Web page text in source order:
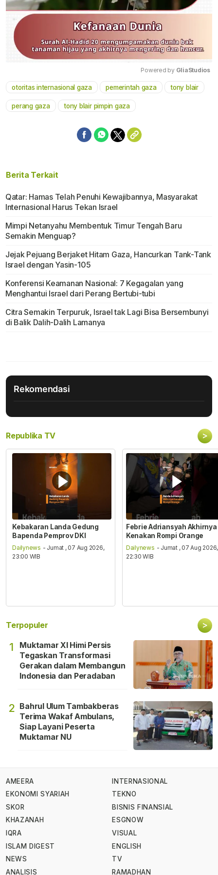
Mute
Powered by GliaStudios
otoritas internasional gaza pemerintah gaza tony blair
perang gaza tony blair pimpin gaza
Berita Terkait
Qatar: Hamas Telah Penuhi Kewajibannya, Masyarakat
Internasional Harus Tekan Israel
Mimpi Netanyahu Membentuk Timur Tengah Baru
Semakin Menguap?
Jejak Pejuang Berjaket Hitam Gaza, Hancurkan Tank-Tank
Israel dengan Yasin-105
Konferensi Keamanan Nasional: 7 Kegagalan yang
Menghantui Israel dari Perang Bertubi-tubi
Citra Semakin Terpuruk, Israel tak Lagi Bisa Bersembunyi
di Balik Dalih-Dalih Lamanya
Rekomendasi
Republika TV >
Kebakaran Landa Gedung
Bapenda Pemprov DKI
Dailynews - Jumat , 07 Aug 2026,
23:00 WIB
Febrie Adriansyah Akhirnya
Kenakan Rompi Orange
Dailynews - Jumat , 07 Aug 2026,
22:30 WIB
Terpopuler >
1
Muktamar XI Himi Persis
Tegaskan Transformasi
Gerakan dalam Membangun
Indonesia dan Peradaban
2 Bahrul Ulum Tambakberas
Terima Wakaf Ambulans,
Siap Layani Peserta
Muktamar NU
AMEERA
EKONOMI SYARIAH
SKOR
KHAZANAH
IQRA
ISLAM DIGEST
NEWS
ANALISIS
INTERNASIONAL
TEKNO
BISNIS FINANSIAL
ESGNOW
VISUAL
ENGLISH
TV
RAMADHAN